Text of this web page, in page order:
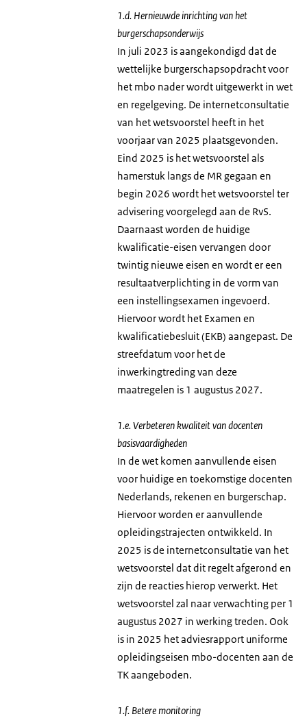
1.d. Hernieuwde inrichting van het
burgerschapsonderwijs
In juli 2023 is aangekondigd dat de
wettelijke burgerschapsopdracht voor
het mbo nader wordt uitgewerkt in wet
en regelgeving. De internetconsultatie
van het wetsvoorstel heeft in het
voorjaar van 2025 plaatsgevonden.
Eind 2025 is het wetsvoorstel als
hamerstuk langs de MR gegaan en
begin 2026 wordt het wetsvoorstel ter
advisering voorgelegd aan de RvS.
Daarnaast worden de huidige
kwalificatie-eisen vervangen door
twintig nieuwe eisen en wordt er een
resultaatverplichting in de vorm van
een instellingsexamen ingevoerd.
Hiervoor wordt het Examen en
kwalificatiebesluit (EKB) aangepast. De
streefdatum voor het de
inwerkingtreding van deze
maatregelen is 1 augustus 2027.
1.e. Verbeteren kwaliteit van docenten
basisvaardigheden
In de wet komen aanvullende eisen
voor huidige en toekomstige docenten
Nederlands, rekenen en burgerschap.
Hiervoor worden er aanvullende
opleidingstrajecten ontwikkeld. In
2025 is de internetconsultatie van het
wetsvoorstel dat dit regelt afgerond en
zijn de reacties hierop verwerkt. Het
wetsvoorstel zal naar verwachting per 1
augustus 2027 in werking treden. Ook
is in 2025 het adviesrapport uniforme
opleidingseisen mbo-docenten aan de
TK aangeboden.
1.f. Betere monitoring